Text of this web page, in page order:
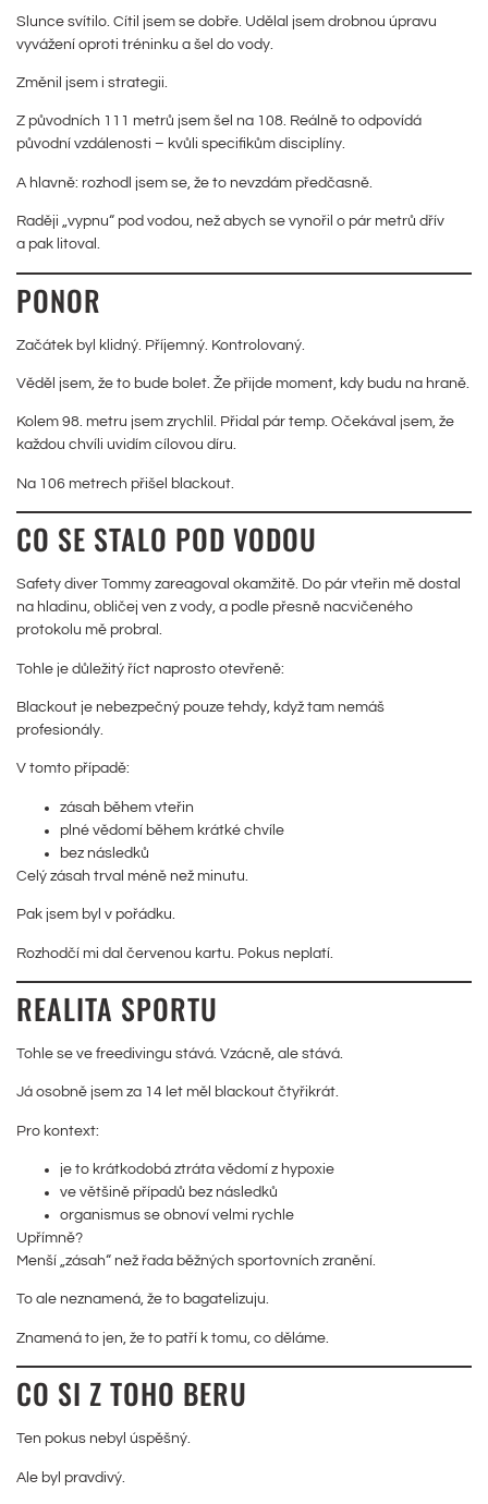
Slunce svítilo. Cítil jsem se dobře. Udělal jsem drobnou úpravu
vyvážení oproti tréninku a šel do vody.
Změnil jsem i strategii.
Z původních 111 metrů jsem šel na 108. Reálně to odpovídá
původní vzdálenosti – kvůli specifikům disciplíny.
A hlavně: rozhodl jsem se, že to nevzdám předčasně.
Raději „vypnu“ pod vodou, než abych se vynořil o pár metrů dřív
a pak litoval.
PONOR
Začátek byl klidný. Příjemný. Kontrolovaný.
Věděl jsem, že to bude bolet. Že přijde moment, kdy budu na hraně.
Kolem 98. metru jsem zrychlil. Přidal pár temp. Očekával jsem, že
každou chvíli uvidím cílovou díru.
Na 106 metrech přišel blackout.
CO SE STALO POD VODOU
Safety diver Tommy zareagoval okamžitě. Do pár vteřin mě dostal
na hladinu, obličej ven z vody, a podle přesně nacvičeného
protokolu mě probral.
Tohle je důležitý říct naprosto otevřeně:
Blackout je nebezpečný pouze tehdy, když tam nemáš
profesionály.
V tomto případě:
zásah během vteřin
plné vědomí během krátké chvíle
bez následků
Celý zásah trval méně než minutu.
Pak jsem byl v pořádku.
Rozhodčí mi dal červenou kartu. Pokus neplatí.
REALITA SPORTU
Tohle se ve freedivingu stává. Vzácně, ale stává.
Já osobně jsem za 14 let měl blackout čtyřikrát.
Pro kontext:
je to krátkodobá ztráta vědomí z hypoxie
ve většině případů bez následků
organismus se obnoví velmi rychle
Upřímně?
Menší „zásah“ než řada běžných sportovních zranění.
To ale neznamená, že to bagatelizuju.
Znamená to jen, že to patří k tomu, co děláme.
CO SI Z TOHO BERU
Ten pokus nebyl úspěšný.
Ale byl pravdivý.